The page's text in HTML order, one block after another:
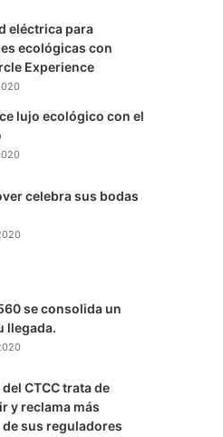
eléctrica para
ecológicas con
Experience
lujo ecológico con el
celebra sus bodas
se consolida un
llegada.
CTCC trata de
y reclama más
sus reguladores